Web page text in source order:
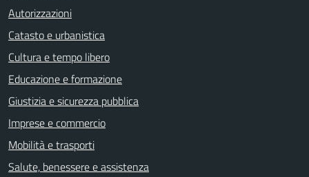
Autorizzazioni
Catasto e urbanistica
Cultura e tempo libero
Educazione e formazione
Giustizia e sicurezza pubblica
Imprese e commercio
Mobilità e trasporti
Salute, benessere e assistenza